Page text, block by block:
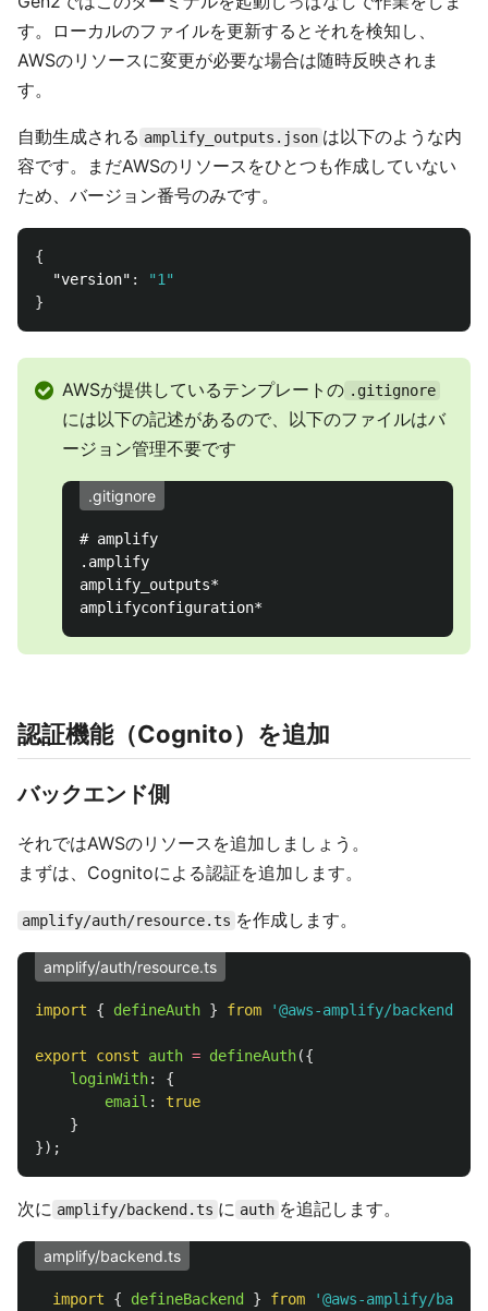
す。ローカルのファイルを更新するとそれを検知し、
AWSのリソースに変更が必要な場合は随時反映されま
す。
自動生成される amplify_outputs.json は以下のような内
容です。まだAWSのリソースをひとつも作成していない
ため、バージョン番号のみです。
{
"version" :
"1"
}
AWSが提供しているテンプレートの .gitignore
には以下の記述があるので、以下のファイルはバ
ージョン管理不要です
.gitignore
# amplify
.amplify
amplify_outputs*
認証機能（Cognito）を追加
バックエンド側
それではAWSのリソースを追加しましょう。
まずは、Cognitoによる認証を追加します。
amplify/auth/resource.ts を作成します。
amplify/auth/resource.ts
import { defineAuth } from '@aws-amplify/backend
export const auth = defineAuth({
loginWith:
{
email :
true
}
});
次に amplify/backend.ts に auth を追記します。
amplify/backend.ts
import { defineBackend } from '@aws-amplify/